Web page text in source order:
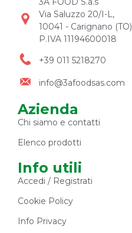
Via Saluzzo 20/I-L,
10041 - Carignano (TO)
P.IVA 11194600018
+39 011 5218270
info@3afoodsas.com
Azienda
Chi siamo e contatti
Elenco prodotti
Info utili
Accedi / Registrati
Cookie Policy
Info Privacy